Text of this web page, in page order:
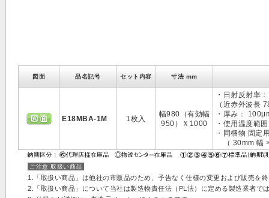
図面 品名記号 セット内容 寸法 mm
E18MBA-1M 1枚入
幅980（有効幅
950）Ｘ1000
・日射反射率
（近赤外波長
・厚み：
・使用温度範
・同梱物 固定
（ 30mm 幅
ご注意 取扱い商品
1.「取扱い商品」は他社の市販品のため、予告なく仕様の変更および販売を
2.「取扱い商品」について当社は製造物責任法（PL法）に定める製造業者で